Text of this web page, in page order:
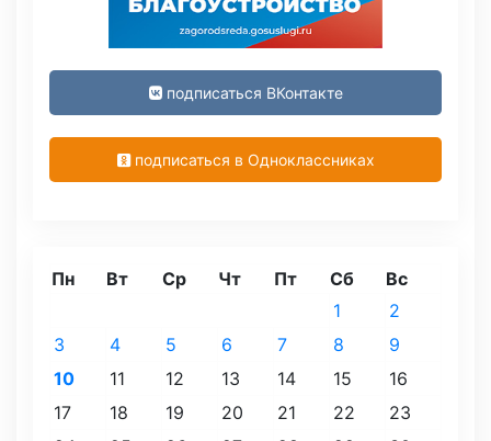
подписаться ВКонтакте
подписаться в Одноклассниках
Пн Вт Ср Чт Пт Сб
Вс
1
2
3
4 5 6 7 8
9
10
11 12 13 14 15
16
17
18 19 20 21 22
23